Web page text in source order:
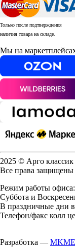
Только после подтверждения
наличия товара на складе.
Мы на
2025 © Арго классик
Все права защищены
Режим работы
Суббота и
В праздничные дни
Телефон/факс колл
Разработка —